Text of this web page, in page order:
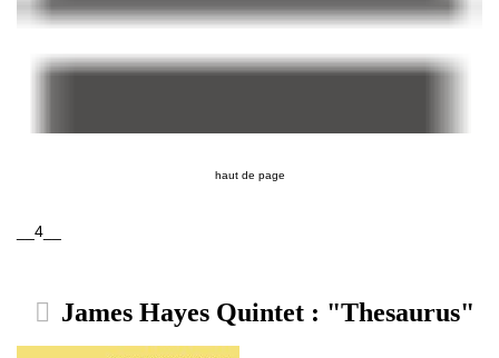
haut de page
__4__
James Hayes Quintet : "Thesaurus"